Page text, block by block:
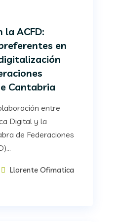
la ACFD:
en
Cantabria
entre
Digital y la
de Federaciones
Llorente Ofimatica